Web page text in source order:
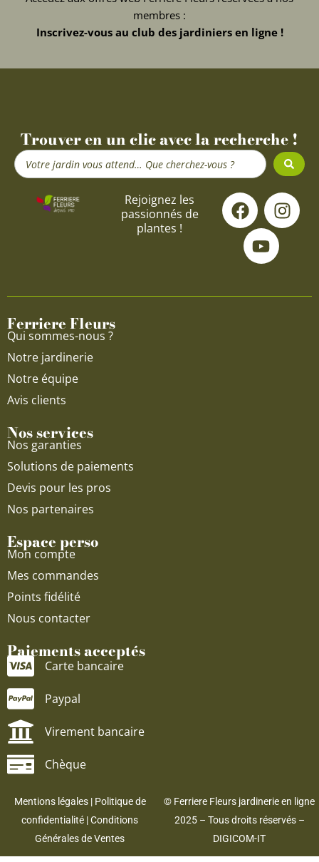
membres :
Inscrivez-vous au club des jardiniers en ligne !
Trouver en un clic avec la recherche !
Search
...
Rejoignez les
passionnés de
plantes !
F
a
c
e
o
I
n
s
g
Y
o
u
t
u
b
Ferriere Fleurs
Qui sommes-nous ?
Notre jardinerie
Notre équipe
Avis clients
Nos services
Nos garanties
Solutions de paiements
Devis pour les pros
Nos partenaires
Espace perso
Mon compte
Mes commandes
Points fidélité
Nous contacter
Paiements acceptés
Carte bancaire
Paypal
Virement bancaire
Chèque
Mentions légales| Politique de
confidentialité |Conditions
Générales de Ventes
© Ferriere Fleurs jardinerie en ligne
2025 – Tous droits réservés –
DIGICOM-IT